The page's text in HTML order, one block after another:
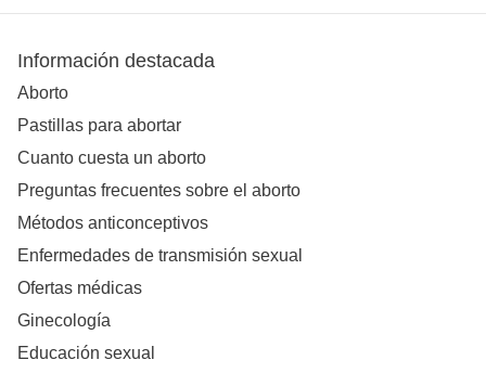
Información destacada
Aborto
Pastillas para abortar
Cuanto cuesta un aborto
Preguntas frecuentes sobre el aborto
Métodos anticonceptivos
Enfermedades de transmisión sexual
Ofertas médicas
Ginecología
Educación sexual